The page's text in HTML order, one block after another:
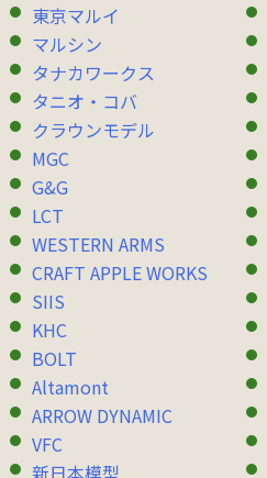
東京マルイ
マルシン
タナカワークス
タニオ・コバ
クラウンモデル
MGC
G&G
LCT
WESTERN ARMS
CRAFT APPLE WORKS
SIIS
KHC
BOLT
Altamont
ARROW DYNAMIC
VFC
新日本模型